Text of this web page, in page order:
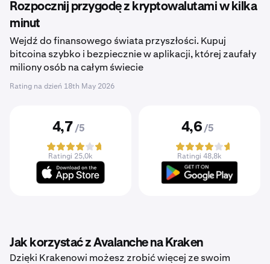
Rozpocznij przygodę z kryptowalutami w kilka
minut
Wejdź do finansowego świata przyszłości. Kupuj
bitcoina szybko i bezpiecznie w aplikacji, której zaufały
miliony osób na całym świecie
Rating na dzień 18th May 2026
4,7 /5
Ratingi 25,0k
4,6 /5
Ratingi 48,8k
Jak korzystać z Avalanche na Kraken
Dzięki Krakenowi możesz zrobić więcej ze swoim